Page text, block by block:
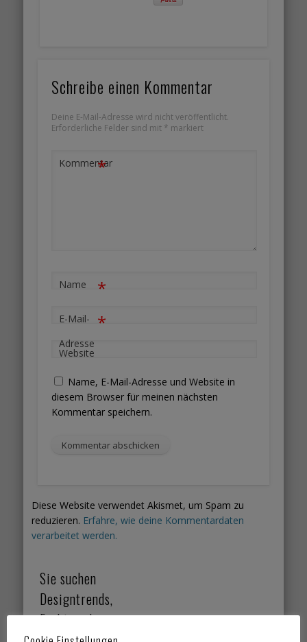
Schreibe einen Kommentar
Deine E-Mail-Adresse wird nicht veröffentlicht.
Erforderliche Felder sind mit * markiert
Kommentar
*
Name *
E-Mail-
Adresse
*
Website
Name, E-Mail-Adresse und Website in
diesem Browser für meinen nächsten
Kommentar speichern.
Diese Website verwendet Akismet, um Spam zu
reduzieren. Erfahre, wie deine Kommentardaten
verarbeitet werden.
Sie suchen
Designtrends,
Farbtrends,